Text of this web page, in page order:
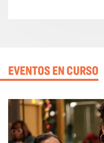
EVENTOS EN CURSO